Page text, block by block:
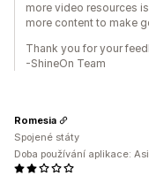
more video resources
more content to make
Thank you for your
-ShineOn Team
Romesia
Spojené státy
Doba používání aplikace: